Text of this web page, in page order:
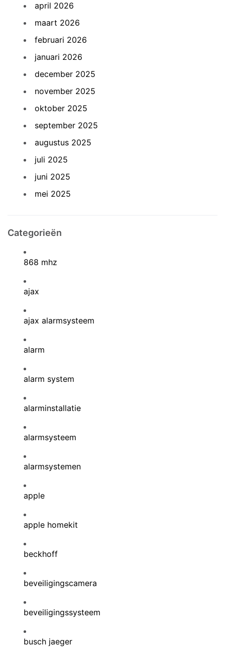
april 2026
maart 2026
februari 2026
januari 2026
december 2025
november 2025
oktober 2025
september 2025
augustus 2025
juli 2025
juni 2025
mei 2025
Categorieën
868 mhz
ajax
ajax alarmsysteem
alarm
alarm system
alarminstallatie
alarmsysteem
alarmsystemen
apple
apple homekit
beckhoff
beveiligingscamera
beveiligingssysteem
busch jaeger